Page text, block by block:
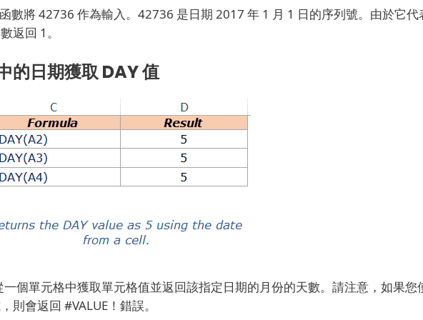
數將 42736 作為輸入。 42736 是日期 2017 年 1 月 1 日的序列號。由於它代
返回 1。
的日期獲取 DAY 值
個單元格中獲取單元格值並返回該指定日期的月份的天數。 請注意，如果您
則會返回 #VALUE！ 錯誤。